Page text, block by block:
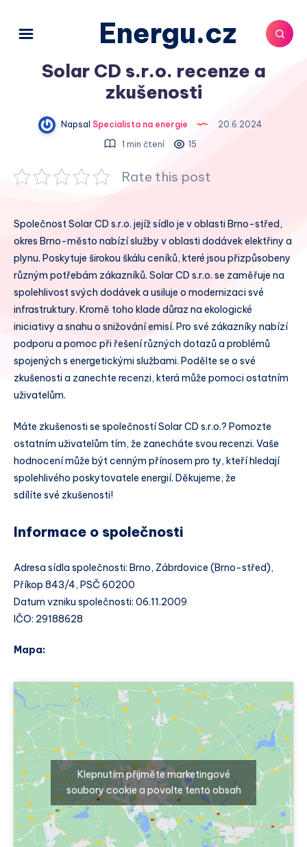
Energu.cz
Solar CD s.r.o. recenze a
zkušenosti
Napsal Specialista na energie
20.6.2024
1 min čtení
15
Rate this post
Společnost Solar CD s.r.o. jejíž sídlo je v oblasti Brno-střed,
okres Brno-město nabízí služby v oblasti dodávek elektřiny a
plynu. Poskytuje širokou škálu ceníků, které jsou přizpůsobeny
různým potřebám zákazníků. Solar CD s.r.o. se zaměřuje na
spolehlivost svých dodávek a usiluje o modernizaci své
infrastruktury. Kromě toho klade důraz na ekologické
iniciativy a snahu o snižování emisí. Pro své zákazníky nabízí
podporu a pomoc při řešení různých dotazů a problémů
spojených s energetickými službami. Podělte se o své
zkušenosti a zanechte recenzi, která může pomoci ostatním
uživatelům.
Máte zkušenosti se společností Solar CD s.r.o.? Pomozte
ostatním uživatelům tím, že zanecháte svou recenzi. Vaše
hodnocení může být cenným přínosem pro ty, kteří hledají
spolehlivého poskytovatele energií. Děkujeme, že
sdílíte své zkušenosti!
Informace o společnosti
Adresa sídla společnosti: Brno, Zábrdovice (Brno-střed),
Příkop 843/4, PSČ 60200
Datum vzniku společnosti: 06.11.2009
IČO: 29188628
Mapa:
Klepnutím přijměte marketingové
soubory cookie a povolte tento obsah